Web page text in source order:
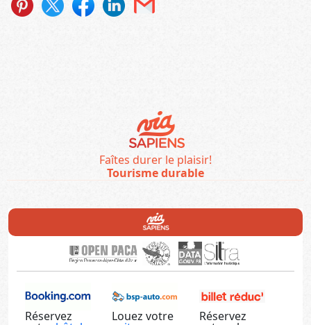
Faîtes durer le plaisir!
Tourisme durable
Réservez Louez votre Réservez